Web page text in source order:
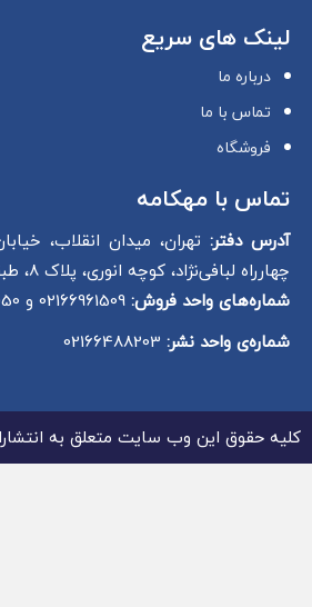
لینک های سریع
درباره ما
تماس با ما
فروشگاه
تماس با مهکامه
آدرس دفتر: تهران، میدان انقلاب،
چهارراه لبافی‌نژاد، کوچه انوری، پلاک 8، طبقه دوم
شماره‌های واحد فروش:02166961509 و 02166497050
شماره‌‌ی واحد نشر:
کلیه حقوق این وب سایت متعلق به